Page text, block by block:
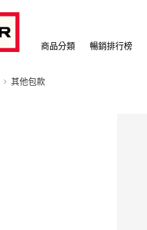
商品分類 暢銷排行榜
其他包款